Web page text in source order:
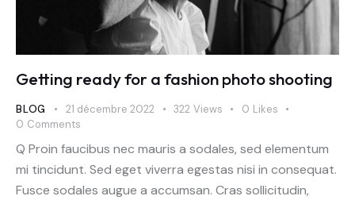
Getting ready for a fashion photo shooting
BLOG 21 décembre 2022 322 Views 0 Likes
0 Comments
Q Proin faucibus nec mauris a sodales, sed elementum
mi tincidunt. Sed eget viverra egestas nisi in consequat.
Fusce sodales augue a accumsan. Cras sollicitudin,